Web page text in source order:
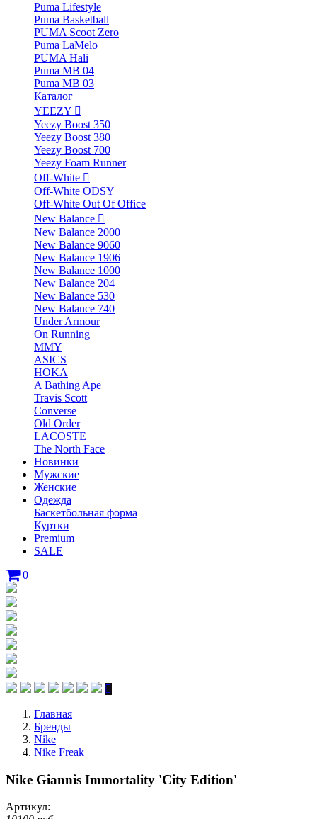
Puma Lifestyle
Puma Basketball
PUMA Scoot Zero
Puma LaMelo
PUMA Hali
Puma MB 04
Puma MB 03
Каталог
YEEZY
Yeezy Boost 350
Yeezy Boost 380
Yeezy Boost 700
Yeezy Foam Runner
Off-White
Off-White ODSY
Off-White Out Of Office
New Balance
New Balance 2000
New Balance 9060
New Balance 1906
New Balance 1000
New Balance 204
New Balance 530
New Balance 740
Under Armour
On Running
MMY
ASICS
HOKA
A Bathing Ape
Travis Scott
Converse
Old Order
LACOSTE
The North Face
Новинки
Мужские
Женские
Одежда
Баскетбольная форма
Куртки
Premium
SALE
0
Главная
Бренды
Nike
Nike Freak
Nike Giannis Immortality 'City Edition'
Артикул: